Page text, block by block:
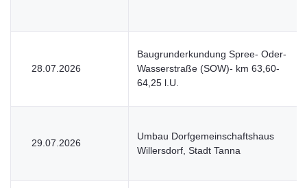
28.07.2026
Baugrunderkundung Spree- Oder-
Wasserstraße (SOW)- km 63,60-
64,25 l.U.
29.07.2026
Umbau Dorfgemeinschaftshaus
Willersdorf, Stadt Tanna